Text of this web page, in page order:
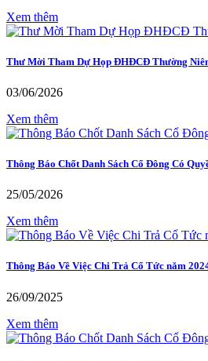
Xem thêm
Thư Mời Tham Dự Họp ĐHĐCĐ Thường
03/06/2026
Xem thêm
Thông Báo Chốt Danh Sách Cổ Đông Có
25/05/2026
Xem thêm
Thông Báo Về Việc Chi Trả Cổ Tức năm
26/09/2025
Xem thêm